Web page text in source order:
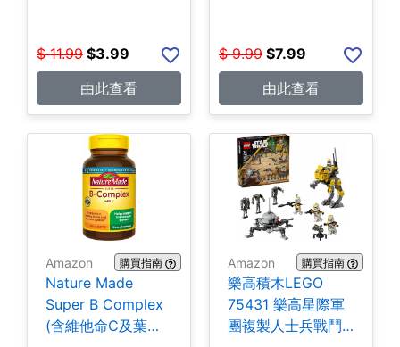
$ 11.99 $3.99
由此查看
$ 9.99 $7.99
由此查看
Amazon 購買指南
Nature Made
Super B Complex
(含維他命C及葉酸)
Amazon 購買指南
樂高積木LEGO
75431 樂高星際軍
團複製人士兵戰鬥